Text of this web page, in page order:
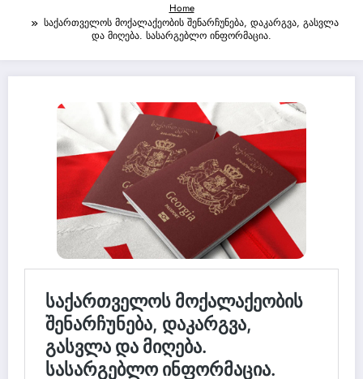
Home
საქართველოს მოქალაქეობის შენარჩუნება, დაკარგვა, გასვლა
და მიღება. სასარგებლო ინფორმაცია.